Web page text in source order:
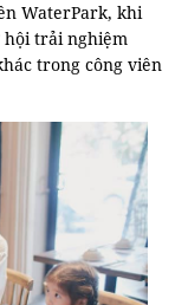
WaterPark, khi
hội trải nghiệm
trong công viên